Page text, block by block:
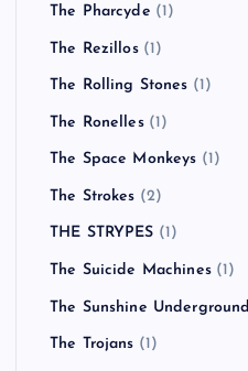
The Pharcyde (1)
The Rezillos(1)
The Rolling Stones (1)
The Ronelles(1)
The Space Monkeys (1)
The Strokes (2)
THE STRYPES (1)
The Suicide Machines(1)
The Sunshine Underground
The Trojans (1)